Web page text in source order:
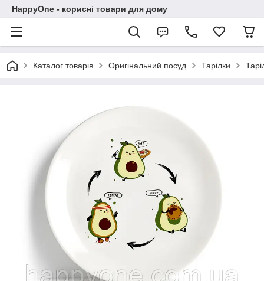
HappyOne - корисні товари для дому
Каталог товарів Оригінальний посуд Тарілки